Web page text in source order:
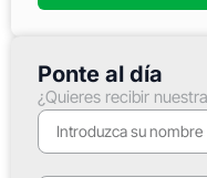
Ponte al día
¿Quieres recibir